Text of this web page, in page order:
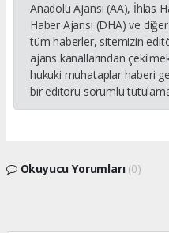
Anadolu Ajansı (AA), İhlas
Haber Ajansı (DHA) ve
tüm haberler, sitemizin
ajans kanallarından
hukuki muhataplar haberi
bir editörü sorumlu
Okuyucu Yorumları (0)